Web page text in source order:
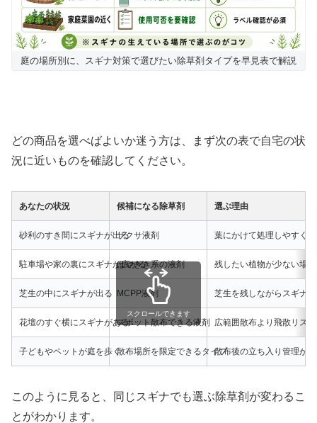
庭の場所別に、スギナ対策で選びたい除草剤タイプを早見表で解説
どの商品を選べばよいか迷う方は、まず次の表で自宅の状
況に近いものを確認してください。
あなたの状況 候補になる除草剤 選ぶ理由
砂利のすき間にスギナが出るザクサ液剤 葉にかけて処理しやすく
駐車場や家の裏にスギナが広がるはやきき系の液剤 残したい植物が少ない場
芝生の中にスギナが出る MCPP液剤 芝生を残しながらスギナ
花壇のすぐ横にスギナがあるスポット散布できる液剤 広範囲散布より飛散リス
子どもやペットが庭を歩く散布場所を限定できるタイプ散布後の立ち入り管理が
スクロールできます
このように見ると、同じスギナでも選ぶ除草剤が変わるこ
とがわかります。